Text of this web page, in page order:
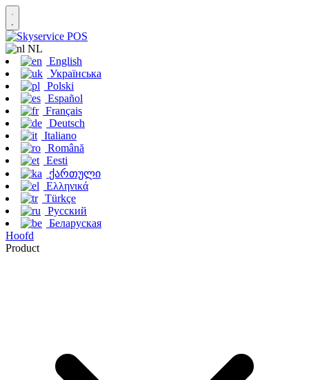
NL
English
Українська
Polski
Español
Français
Deutsch
Italiano
Română
Eesti
ქართული
Ελληνικά
Türkçe
Русский
Беларуская
Hoofd
Product